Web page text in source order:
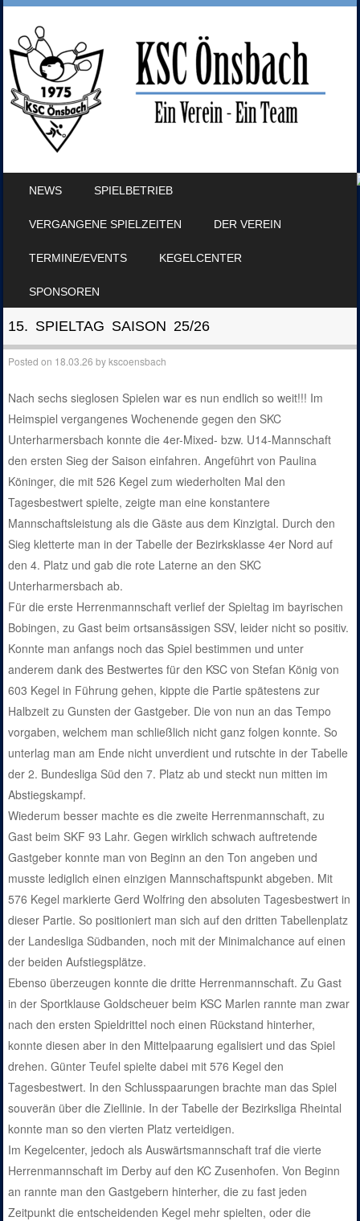
NEWS SPIELBETRIEB
VERGANGENE SPIELZEITEN DER VEREIN
TERMINE/EVENTS KEGELCENTER
SPONSOREN
15. SPIELTAG SAISON 25/26
Posted on 18.03.26 bykscoensbach
Nach sechs sieglosen Spielen war es nun endlich so weit!!! Im
Heimspiel vergangenes Wochenende gegen den SKC
Unterharmersbach konnte die 4er-Mixed- bzw. U14-Mannschaft
den ersten Sieg der Saison einfahren. Angeführt von Paulina
Köninger, die mit 526 Kegel zum wiederholten Mal den
Tagesbestwert spielte, zeigte man eine konstantere
Mannschaftsleistung als die Gäste aus dem Kinzigtal. Durch den
Sieg kletterte man in der Tabelle der Bezirksklasse 4er Nord auf
den 4. Platz und gab die rote Laterne an den SKC
Unterharmersbach ab.
Für die erste Herrenmannschaft verlief der Spieltag im bayrischen
Bobingen, zu Gast beim ortsansässigen SSV, leider nicht so positiv.
Konnte man anfangs noch das Spiel bestimmen und unter
anderem dank des Bestwertes für den KSC von Stefan König von
603 Kegel in Führung gehen, kippte die Partie spätestens zur
Halbzeit zu Gunsten der Gastgeber. Die von nun an das Tempo
vorgaben, welchem man schließlich nicht ganz folgen konnte. So
unterlag man am Ende nicht unverdient und rutschte in der Tabelle
der 2. Bundesliga Süd den 7. Platz ab und steckt nun mitten im
Abstiegskampf.
Wiederum besser machte es die zweite Herrenmannschaft, zu
Gast beim SKF 93 Lahr. Gegen wirklich schwach auftretende
Gastgeber konnte man von Beginn an den Ton angeben und
musste lediglich einen einzigen Mannschaftspunkt abgeben. Mit
576 Kegel markierte Gerd Wolfring den absoluten Tagesbestwert in
dieser Partie. So positioniert man sich auf den dritten Tabellenplatz
der Landesliga Südbanden, noch mit der Minimalchance auf einen
der beiden Aufstiegsplätze.
Ebenso überzeugen konnte die dritte Herrenmannschaft. Zu Gast
in der Sportklause Goldscheuer beim KSC Marlen rannte man zwar
nach den ersten Spieldrittel noch einen Rückstand hinterher,
konnte diesen aber in den Mittelpaarung egalisiert und das Spiel
drehen. Günter Teufel spielte dabei mit 576 Kegel den
Tagesbestwert. In den Schlusspaarungen brachte man das Spiel
souverän über die Ziellinie. In der Tabelle der Bezirksliga Rheintal
konnte man so den vierten Platz verteidigen.
Im Kegelcenter, jedoch als Auswärtsmannschaft traf die vierte
Herrenmannschaft im Derby auf den KC Zusenhofen. Von Beginn
an rannte man den Gastgebern hinterher, die zu fast jeden
Zeitpunkt die entscheidenden Kegel mehr spielten, oder die